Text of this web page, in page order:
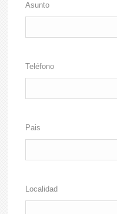
Asunto
Teléfono
Pais
Localidad